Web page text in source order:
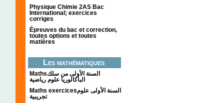
Physique Chimie 2AS Bac
International; exercices
corriges
Épreuves du bac et correction,
toutes options et toutes
matières
Les mathématiques
Mathsالسنة الأولى من سلك
الباكالوريا علوم رياضية
Maths exercicesالسنة الأولى علوم
تجريبية